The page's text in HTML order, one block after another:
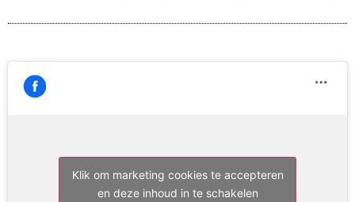
Klik om marketing cookies te accepteren
en deze inhoud in te schakelen